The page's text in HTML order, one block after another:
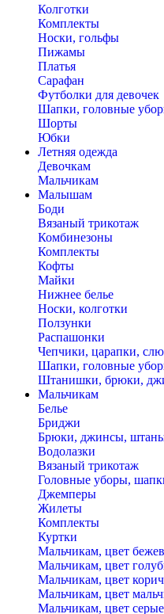
Колготки
Комплекты
Носки, гольфы
Пижамы
Платья
Сарафан
Футболки для девочек
Шапки, головные
Шорты
Юбки
Летняя одежда
Девочкам
Мальчикам
Малышам
Боди
Вязаный трикотаж
Комбинезоны
Комплекты
Кофты
Майки
Нижнее белье
Носки, колготки
Ползунки
Распашонки
Чепчики, царапки,
Шапки, головные
Штанишки, брюки,
Мальчикам
Белье
Бриджи
Брюки, джинсы,
Водолазки
Вязаный трикотаж
Головные уборы,
Джемперы
Жилеты
Комплекты
Куртки
Мальчикам, цвет
Мальчикам, цвет
Мальчикам, цвет
Мальчикам, цвет
Мальчикам, цвет серые